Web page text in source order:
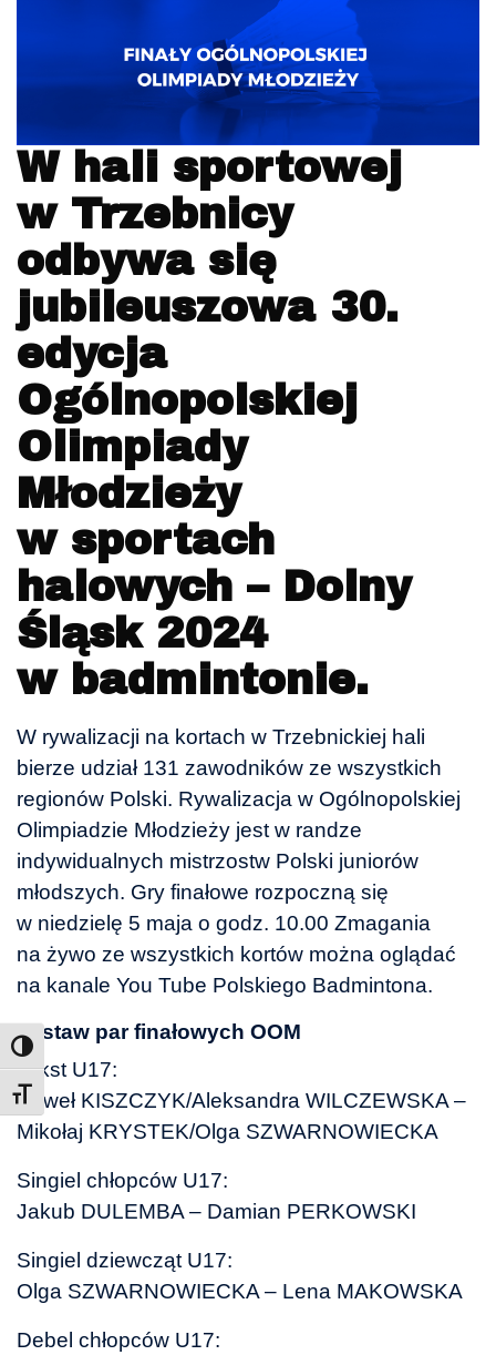
Toggle Font size
W hali sportowej
w Trzebnicy
odbywa się
jubileuszowa 30.
edycja
Ogólnopolskiej
Olimpiady
Młodzieży
w sportach
halowych – Dolny
Śląsk 2024
w badmintonie.
W rywalizacji na kortach w Trzebnickiej hali
bierze udział 131 zawodników ze wszystkich
regionów Polski. Rywalizacja w Ogólnopolskiej
Olimpiadzie Młodzieży jest w randze
indywidualnych mistrzostw Polski juniorów
młodszych. Gry finałowe rozpoczną się
w niedzielę 5 maja o godz. 10.00 Zmagania
na żywo ze wszystkich kortów można oglądać
na kanale You Tube Polskiego Badmintona.
Zestaw par finałowych OOM
Mikst U17:
Paweł KISZCZYK/Aleksandra WILCZEWSKA –
Mikołaj KRYSTEK/Olga SZWARNOWIECKA
Singiel chłopców U17:
Jakub DULEMBA – Damian PERKOWSKI
Singiel dziewcząt U17:
Olga SZWARNOWIECKA – Lena MAKOWSKA
Debel chłopców U17: